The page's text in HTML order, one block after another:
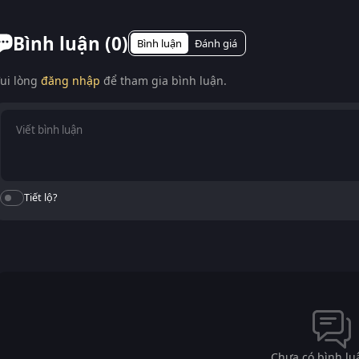
Bình luận (0) Bình luận Đánh giá
lòng đăng nhập để tham gia bình luận.
Tiết lộ?